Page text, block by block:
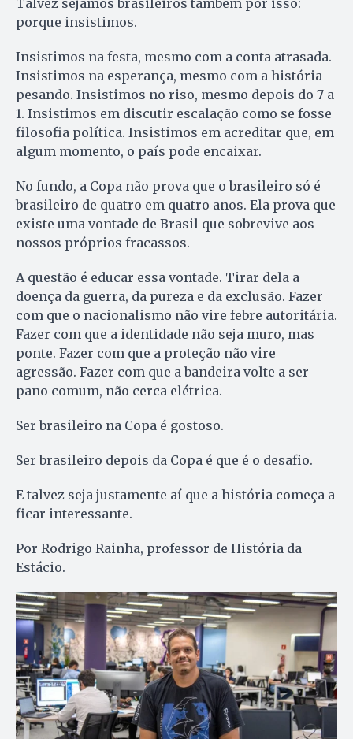
porque insistimos.
Insistimos na festa, mesmo com a conta atrasada.
Insistimos na esperança, mesmo com a história
pesando. Insistimos no riso, mesmo depois do 7 a
1. Insistimos em discutir escalação como se fosse
filosofia política. Insistimos em acreditar que, em
algum momento, o país pode encaixar.
No fundo, a Copa não prova que o brasileiro só é
brasileiro de quatro em quatro anos. Ela prova que
existe uma vontade de Brasil que sobrevive aos
nossos próprios fracassos.
A questão é educar essa vontade. Tirar dela a
doença da guerra, da pureza e da exclusão. Fazer
com que o nacionalismo não vire febre autoritária.
Fazer com que a identidade não seja muro, mas
ponte. Fazer com que a proteção não vire
agressão. Fazer com que a bandeira volte a ser
pano comum, não cerca elétrica.
Ser brasileiro na Copa é gostoso.
Ser brasileiro depois da Copa é que é o desafio.
E talvez seja justamente aí que a história começa a
ficar interessante.
Por Rodrigo Rainha, professor de História da
Estácio.